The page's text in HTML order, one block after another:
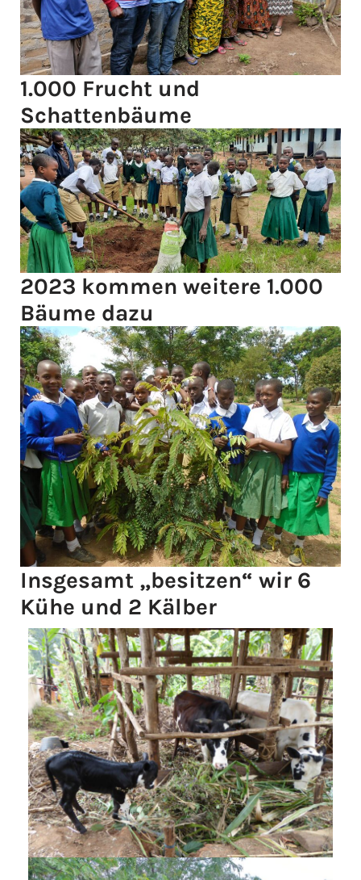
1.000 Frucht und
Schattenbäume
2023 kommen weitere 1.000
Bäume dazu
Insgesamt „besitzen“ wir 6
Kühe und 2 Kälber